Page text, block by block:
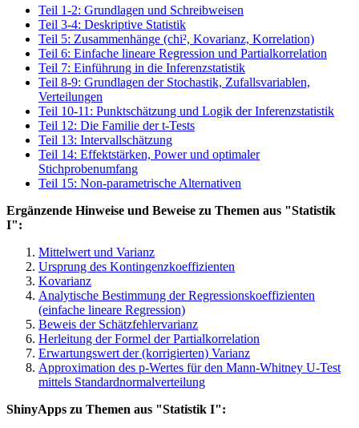
Teil 1-2: Grundlagen und Schreibweisen
Teil 3-4: Deskriptive Statistik
Teil 5: Zusammenhänge (chi², Kovarianz, Korrelation)
Teil 6: Einfache lineare Regression und Partialkorrelation
Teil 7: Einführung in die Inferenzstatistik
Teil 8-9: Grundlagen der Stochastik, Zufallsvariablen,
Verteilungen
Teil 10-11: Punktschätzung und Logik der Inferenzstatistik
Teil 12: Die Familie der t-Tests
Teil 13: Intervallschätzung
Teil 14: Effektstärken, Power und optimaler
Stichprobenumfang
Teil 15: Non-parametrische Alternativen
Ergänzende Hinweise und Beweise zu Themen aus "Statistik
I":
Mittelwert und Varianz
Ursprung des Kontingenzkoeffizienten
Kovarianz
Analytische Bestimmung der Regressionskoeffizienten
(einfache lineare Regression)
Beweis der Schätzfehlervarianz
Herleitung der Formel der Partialkorrelation
Erwartungswert der (korrigierten) Varianz
Approximation des p-Wertes für den Mann-Whitney U-Test
mittels Standardnormalverteilung
ShinyApps zu Themen aus "Statistik I":